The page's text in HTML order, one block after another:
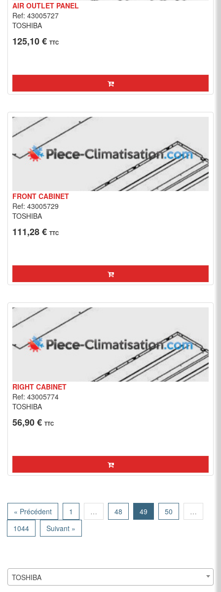
AIR OUTLET PANEL
Ref: 43005727
TOSHIBA
125,10 € TTC
FRONT CABINET
Ref: 43005729
TOSHIBA
111,28 € TTC
RIGHT CABINET
Ref: 43005774
TOSHIBA
56,90 € TTC
« Précédent 1 … 48 49 50
…
1044
Suivant »
TOSHIBA